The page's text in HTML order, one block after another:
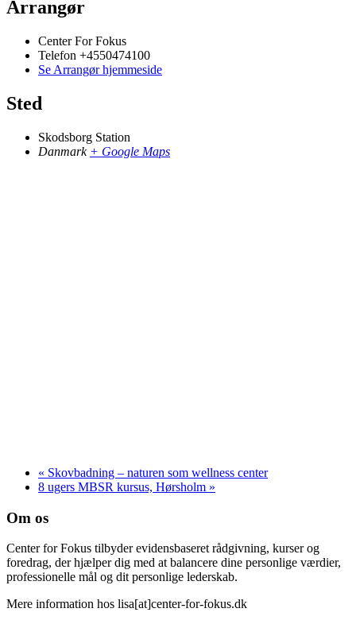
Arrangør
Center For Fokus
Telefon +4550474100
Se Arrangør hjemmeside
Sted
Skodsborg Station
Danmark + Google Maps
« Skovbadning – naturen som wellness center
8 ugers MBSR kursus, Hørsholm »
Om os
Center for Fokus tilbyder evidensbaseret rådgivning, kurser og
foredrag, der hjælper dig med at balancere dine personlige værdier,
professionelle mål og dit personlige lederskab.
Mere information hos lisa[at]center-for-fokus.dk